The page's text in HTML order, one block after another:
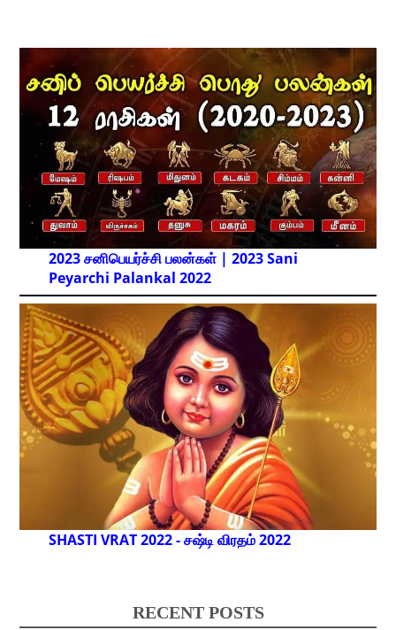
2023 சனிபெயர்ச்சி பலன்கள் | 2023 Sani
Peyarchi Palankal 2022
SHASTI VRAT 2022 - சஷ்டி விரதம் 2022
RECENT POSTS